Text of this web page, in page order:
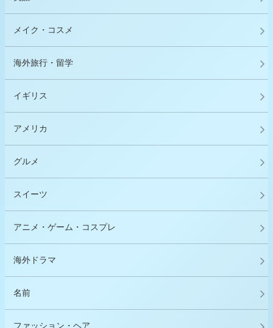
メイク・コスメ
海外旅行・留学
イギリス
アメリカ
グルメ
スイーツ
アニメ・ゲーム・コスプレ
海外ドラマ
名前
ファッション・ヘア